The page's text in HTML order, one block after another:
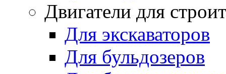
Двигатели для
Для экскаваторов
Для бульдозеров